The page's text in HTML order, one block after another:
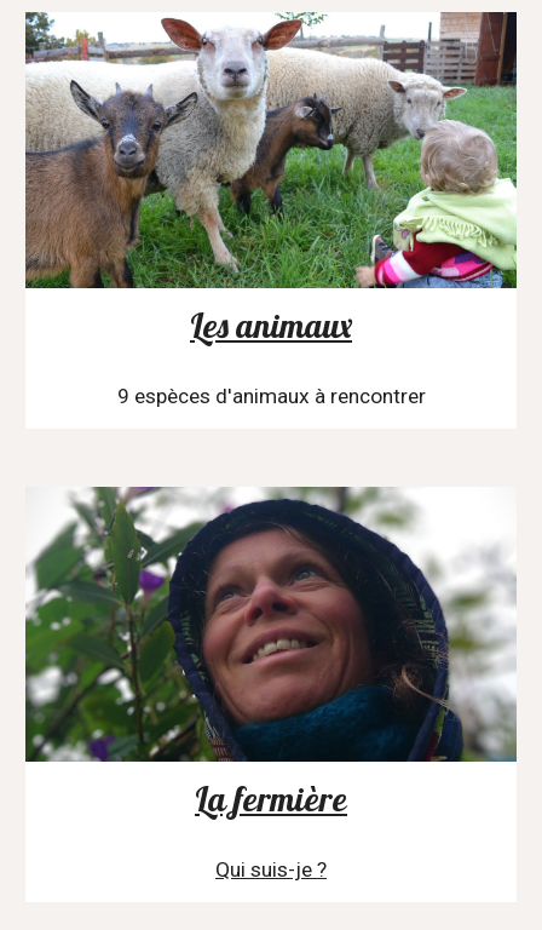
Les animaux
9 espèces d'animaux à rencontrer
La fermière
Qui suis-je ?